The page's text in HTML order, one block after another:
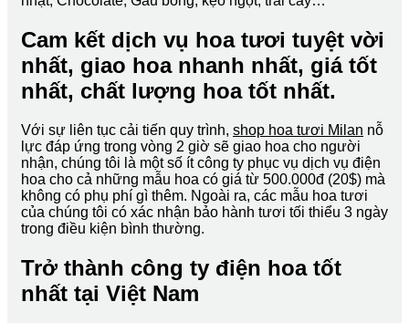
Cam kết dịch vụ hoa tươi tuyệt vời
nhất, giao hoa nhanh nhất, giá tốt
nhất, chất lượng hoa tốt nhất.
Với sự liên tục cải tiến quy trình, shop hoa tươi Milan nỗ
lực đáp ứng trong vòng 2 giờ sẽ giao hoa cho người
nhận, chúng tôi là một số ít công ty phục vụ dịch vụ điện
hoa cho cả những mẫu hoa có giá từ 500.000đ (20$) mà
không có phụ phí gì thêm. Ngoài ra, các mẫu hoa tươi
của chúng tôi có xác nhận bảo hành tươi tối thiểu 3 ngày
trong điều kiện bình thường.
Trở thành công ty điện hoa tốt
nhất tại Việt Nam